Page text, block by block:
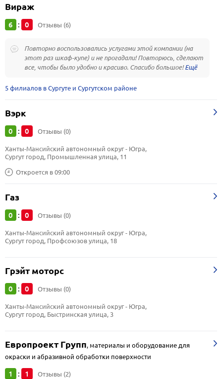
Вираж
6 : 0 Отзывы (6)
Повторно воспользовались услугами этой компании (на
этот раз шкаф-купе) и не прогадали! Повторюсь, сделают
все, чтобы было удобно и красиво. Спасибо большое!
5 филиалов в Сургуте и Сургутском районе
Вэрк
0 : 0 Отзывы (0)
Откроется в 09:00
Ханты-Мансийский автономный округ - Югра,
Сургут город, Промышленная улица, 11
Газ
0 : 0 Отзывы (0)
Ханты-Мансийский автономный округ - Югра,
Сургут город, Профсоюзов улица, 18
Грэйт моторс
0 : 0 Отзывы (0)
Ханты-Мансийский автономный округ - Югра,
Сургут город, Быстринская улица, 3
Европроект Групп, материалы и оборудование для
окраски и абразивной обработки поверхности
1 : 1 Отзывы (2)